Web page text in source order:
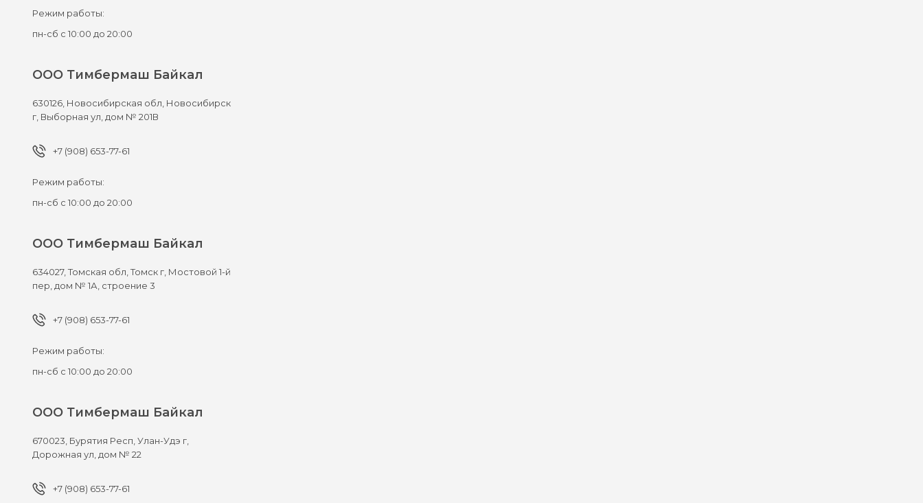
Режим работы:
пн-сб с 10:00 до 20:00
ООО Тимбермаш Байкал
630126, Новосибирская обл, Новосибирск
г, Выборная ул, дом № 201В
+7 (908) 653-77-61
Режим работы:
пн-сб с 10:00 до 20:00
ООО Тимбермаш Байкал
634027,Томская обл, Томск г, Мостовой 1-й
пер, дом № 1А, строение 3
+7 (908) 653-77-61
Режим работы:
пн-сб с 10:00 до 20:00
ООО Тимбермаш Байкал
670023, Бурятия Респ, Улан-Удэ г,
Дорожная ул, дом № 22
+7 (908) 653-77-61